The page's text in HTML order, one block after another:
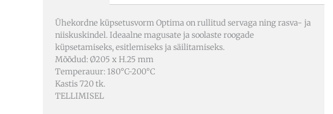
Ühekordne küpsetusvorm Optima on rullitud servaga ning rasva- ja
niiskuskindel. Ideaalne magusate ja soolaste roogade
küpsetamiseks, esitlemiseks ja säilitamiseks.
Mõõdud: Ø205 x H.25 mm
Temperauur: 180°C-200°C
Kastis 720 tk.
TELLIMISEL